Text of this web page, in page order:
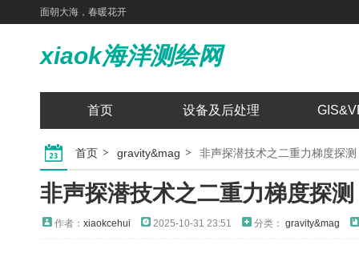
面朝大海，春暖花开
xiaok海洋测绘网
首页 设备及后处理
首页 gravity&mag 非声探潜技术之二重力梯度探
非声探潜技术之二重力梯度探
作者： xiaokcehui 2025-10-31 23:51 分类： gravity&mag